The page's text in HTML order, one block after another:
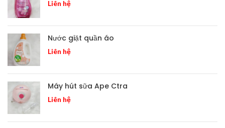
Liên hệ
Nước giặt quần áo
Liên hệ
Máy hút sữa Ape Ctra
Liên hệ